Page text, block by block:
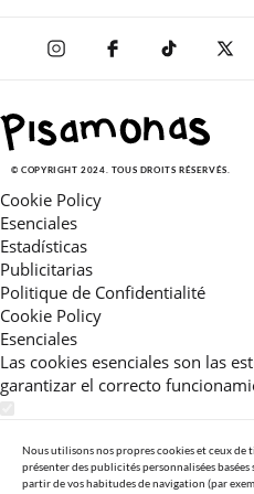
© COPYRIGHT 2024. TOUS DROITS RÉSERVÉS.
Cookie Policy
Esenciales
Estadísticas
Publicitarias
Politique de Confidentialité
Cookie Policy
Esenciales
Las cookies esenciales son las
garantizar el correcto
Estas cookies nos permiten
adaptada a su navegación
Nous utilisons nos propres cookies et ceux de
présenter des publicités personnalisées
partir de vos habitudes de navigation (par